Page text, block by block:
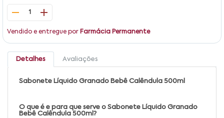
1
Vendido e entregue por Farmácia Permanente
Detalhes Avaliações
Sabonete Líquido Granado Bebê Calêndula 500ml
O que é e para que serve o Sabonete Líquido Granado
Bebê Calêndula 500ml?